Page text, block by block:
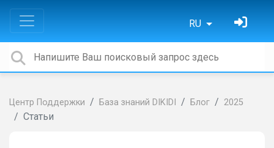
RU
Центр Поддержки База знаний DIKIDI Блог 2025
Статьи